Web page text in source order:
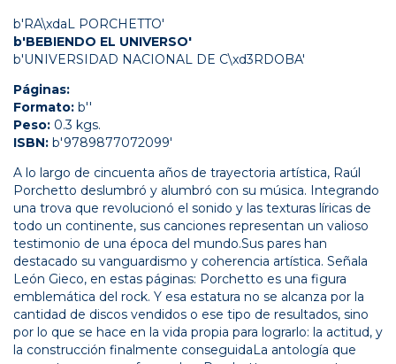
b'RA\xdaL PORCHETTO'
b'BEBIENDO EL UNIVERSO'
b'UNIVERSIDAD NACIONAL DE C\xd3RDOBA'
Páginas:
Formato: b''
Peso: 0.3 kgs.
ISBN: b'9789877072099'
A lo largo de cincuenta años de trayectoria artística, Raúl
Porchetto deslumbró y alumbró con su música. Integrando
una trova que revolucionó el sonido y las texturas líricas de
todo un continente, sus canciones representan un valioso
testimonio de una época del mundo.Sus pares han
destacado su vanguardismo y coherencia artística. Señala
León Gieco, en estas páginas: Porchetto es una figura
emblemática del rock. Y esa estatura no se alcanza por la
cantidad de discos vendidos o ese tipo de resultados, sino
por lo que se hace en la vida propia para lograrlo: la actitud, y
la construcción finalmente conseguidaLa antología que